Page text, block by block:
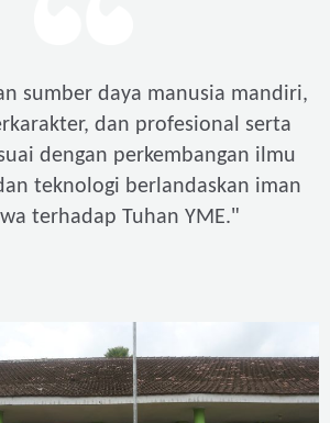
sumber daya manusia mandiri,
dan profesional serta
dengan perkembangan ilmu
teknologi berlandaskan iman
terhadap Tuhan YME."